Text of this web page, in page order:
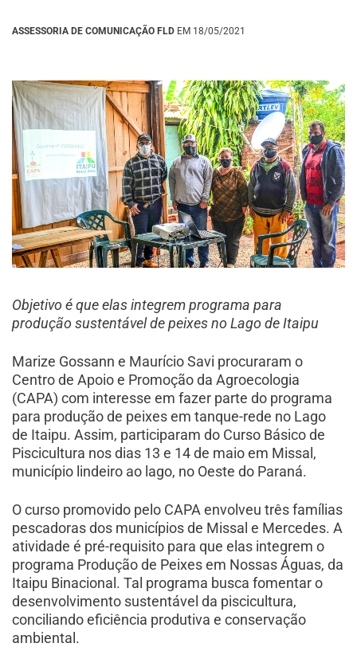
ASSESSORIA DE COMUNICAÇÃO FLD EM 18/05/2021
Objetivo é que elas integrem programa para
produção sustentável de peixes no Lago de Itaipu
Marize Gossann e Maurício Savi procuraram o
Centro de Apoio e Promoção da Agroecologia
(CAPA) com interesse em fazer parte do programa
para produção de peixes em tanque-rede no Lago
de Itaipu. Assim, participaram do Curso Básico de
Piscicultura nos dias 13 e 14 de maio em Missal,
município lindeiro ao lago, no Oeste do Paraná.
O curso promovido pelo CAPA envolveu três famílias
pescadoras dos municípios de Missal e Mercedes. A
atividade é pré-requisito para que elas integrem o
programa Produção de Peixes em Nossas Águas, da
Itaipu Binacional. Tal programa busca fomentar o
desenvolvimento sustentável da piscicultura,
conciliando eficiência produtiva e conservação
ambiental.